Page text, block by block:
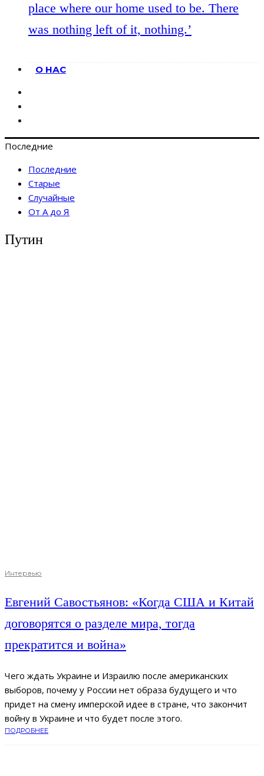
place where our home used to be. There
was nothing left of it, nothing.’
О НАС
Последние
Последние
Старые
Случайные
От А до Я
Путин
Интервью
Евгений Савостьянов: «Когда США и Китай
договорятся о разделе мира, тогда
прекратится и война»
Чего ждать Украине и Израилю после американских
выборов, почему у России нет образа будущего и что
придет на смену имперской идее в стране, что закончит
войну в Украине и что будет после этого.
ПОДРОБНЕЕ